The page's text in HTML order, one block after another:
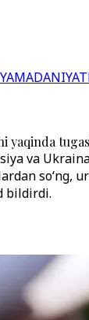
MADANIYAT
yaqinda
va
so‘ng,
bildirdi.